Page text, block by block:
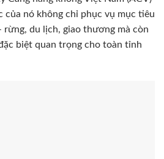
của nó không chỉ phục vụ mục tiêu
du lịch, giao thương mà còn
biệt quan trọng cho toàn tỉnh